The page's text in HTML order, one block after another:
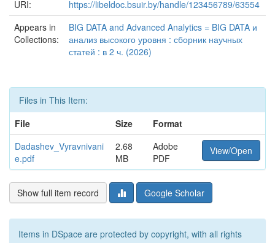
URI:
https://libeldoc.bsuir.by/handle/123456789/63554
Appears in
Collections:
BIG DATA and Advanced Analytics = BIG DATA и
анализ высокого уровня : сборник научных
статей : в 2 ч. (2026)
Files in This Item:
File
Size
Format
Dadashev_Vyravnivani
e.pdf
2.68
MB
Adobe
PDF
View/Open
Show full item record Google Scholar
Items in DSpace are protected by copyright, with all rights